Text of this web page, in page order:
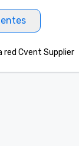
red Cvent Supplier